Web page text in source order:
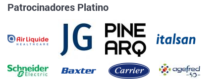
Patrocinadores Platino